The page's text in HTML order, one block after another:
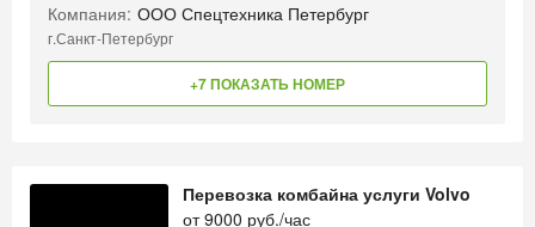
Компания: ООО Спецтехника Петербург
г.Санкт-Петербург
+7 ПОКАЗАТЬ НОМЕР
Перевозка комбайна услуги Volvo
от9000 руб./час